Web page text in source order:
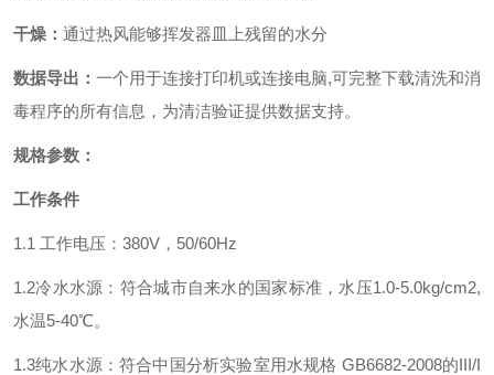
干燥： 通过热风能够挥发器皿上残留的水分
数据导出： 一个用于连接打印机或连接电脑,可完整下载清洗和消
毒程序的所有信息，为清洁验证提供数据支持。
规格参数：
工作条件
1.1 工作电压：380V，50/60Hz
1.2冷水水源：符合城市自来水的国家标准，水压1.0-5.0kg/cm2,
水温5-40℃。
1.3纯水水源：符合中国分析实验室用水规格 GB6682-2008的III/I